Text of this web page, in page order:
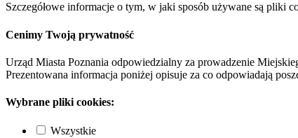
Szczegółowe informacje o tym, w jaki sposób używane są pliki
Cenimy Twoją prywatność
Urząd Miasta Poznania odpowiedzialny za prowadzenie
Prezentowana informacja poniżej opisuje za co odpowiadają
Wybrane pliki cookies:
Wszystkie